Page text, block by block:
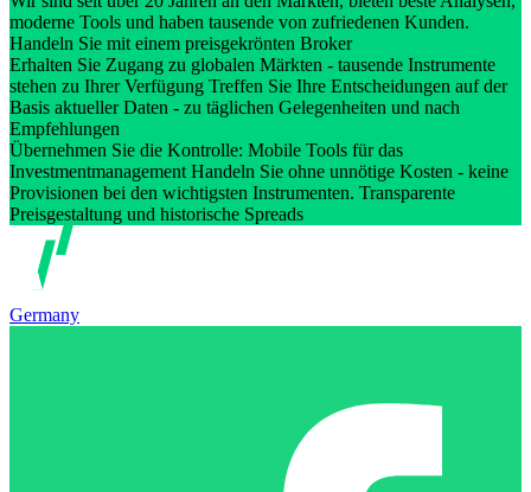
moderne Tools und haben tausende von zufriedenen Kunden.
Handeln Sie mit einem preisgekrönten Broker
Erhalten Sie Zugang zu globalen Märkten - tausende Instrumente
stehen zu Ihrer Verfügung Treffen Sie Ihre Entscheidungen auf der
Basis aktueller Daten - zu täglichen Gelegenheiten und nach
Empfehlungen
Übernehmen Sie die Kontrolle: Mobile Tools für das
Investmentmanagement Handeln Sie ohne unnötige Kosten - keine
Provisionen bei den wichtigsten Instrumenten. Transparente
Preisgestaltung und historische Spreads
Germany